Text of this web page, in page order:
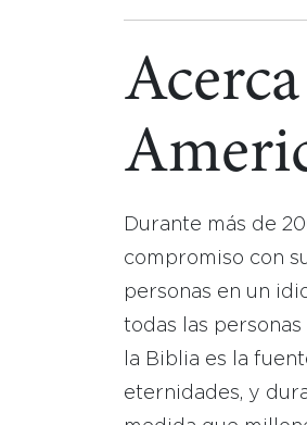
Durante más de
compromiso con
personas en un
todas las
la Biblia es la
eternidades, y